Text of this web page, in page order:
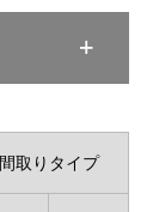
間取りタイプ